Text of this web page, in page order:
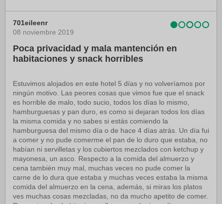
701eileenr
08 noviembre 2019
Poca privacidad y mala mantención en
habitaciones y snack horribles
Estuvimos alojados en este hotel 5 días y no volveríamos por
ningún motivo. Las peores cosas que vimos fue que el snack
es horrible de malo, todo sucio, todos los días lo mismo,
hamburguesas y pan duro, es como si dejaran todos los días
la misma comida y no sabes si estás comiendo la
hamburguesa del mismo día o de hace 4 días atrás. Un día fui
a comer y no pude comerme el pan de lo duro que estaba, no
habían ni servilletas y los cubiertos mezclados con ketchup y
mayonesa, un asco. Respecto a la comida del almuerzo y
cena también muy mal, muchas veces no pude comer la
carne de lo dura que estaba y muchas veces estaba la misma
comida del almuerzo en la cena, además, si miras los platos
ves muchas cosas mezcladas, no da mucho apetito de comer.